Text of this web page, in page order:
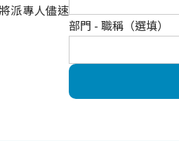
派專人儘速
部門 - 職稱（選填）